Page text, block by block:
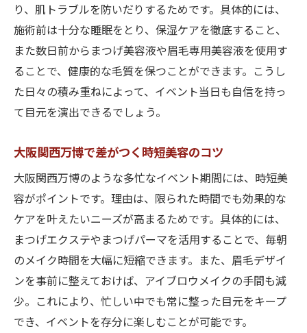
り、肌トラブルを防いだりするためです。具体的には、
施術前は十分な睡眠をとり、保湿ケアを徹底すること、
また数日前からまつげ美容液や眉毛専用美容液を使用す
ることで、健康的な毛質を保つことができます。こうし
た日々の積み重ねによって、イベント当日も自信を持っ
て目元を演出できるでしょう。
大阪関西万博で差がつく時短美容のコツ
大阪関西万博のような多忙なイベント期間には、時短美
容がポイントです。理由は、限られた時間でも効果的な
ケアを叶えたいニーズが高まるためです。具体的には、
まつげエクステやまつげパーマを活用することで、毎朝
のメイク時間を大幅に短縮できます。また、眉毛デザイ
ンを事前に整えておけば、アイブロウメイクの手間も減
少。これにより、忙しい中でも常に整った目元をキープ
でき、イベントを存分に楽しむことが可能です。